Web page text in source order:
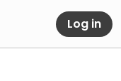
Log in